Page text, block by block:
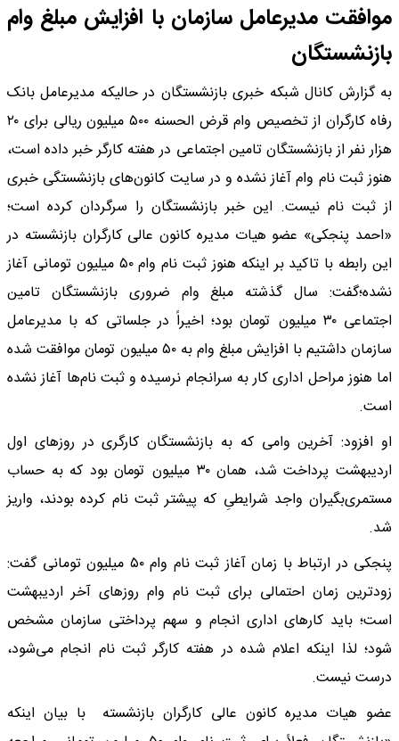
موافقت مدیرعامل سازمان با افزایش مبلغ وام
بازنشستگان
به گزارش کانال شبکه خبری بازنشستگان در حالیکه مدیرعامل بانک
رفاه کارگران از تخصیص وام قرض الحسنه ۵۰۰ میلیون ریالی برای ۲۰
هزار نفر از بازنشستگان تامین اجتماعی در هفته کارگر خبر داده است،
هنوز ثبت نام وام آغاز نشده و در سایت کانون‌های بازنشستگی خبری
از ثبت نام نیست. این خبر بازنشستگان را سرگردان کرده است؛
«احمد پنجکی» عضو هیات مدیره کانون عالی کارگران بازنشسته در
این رابطه با تاکید بر اینکه هنوز ثبت نام وام ۵۰ میلیون تومانی آغاز
نشده؛گفت: سال گذشته مبلغ وام ضروری بازنشستگان تامین
اجتماعی ۳۰ میلیون تومان بود؛ اخیراً در جلساتی که با مدیرعامل
سازمان داشتیم با افزایش مبلغ وام به ۵۰ میلیون تومان موافقت شده
اما هنوز مراحل اداری کار به سرانجام نرسیده و ثبت نام‌ها آغاز نشده
است.
او افزود: آخرین وامی که به بازنشستگان کارگری در روزهای اول
اردیبهشت پرداخت شد، همان ۳۰ میلیون تومان بود که به حساب
مستمری‌بگیران واجد شرایطیِ که پیشتر ثبت نام کرده بودند، واریز
شد.
پنجکی در ارتباط با زمان آغاز ثبت نام وام ۵۰ میلیون تومانی گفت:
زودترین زمان احتمالی برای ثبت نام وام روزهای آخر اردیبهشت
است؛ باید کارهای اداری انجام و سهم پرداختی سازمان مشخص
شود؛ لذا اینکه اعلام شده در هفته کارگر ثبت نام انجام می‌شود،
درست نیست.
عضو هیات مدیره کانون عالی کارگران بازنشسته با بیان اینکه